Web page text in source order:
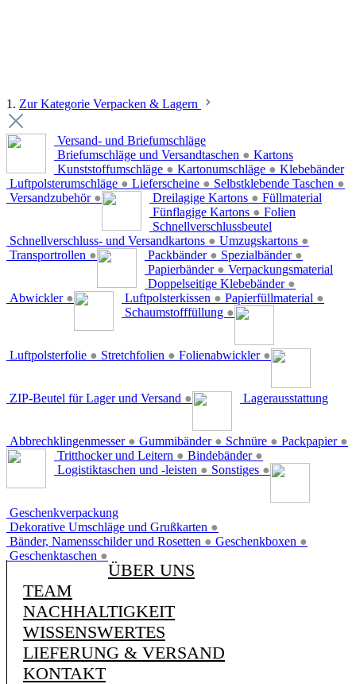
1. Zur Kategorie Verpacken & Lagern
Versand- und Briefumschläge
Briefumschläge und Versandtaschen ●
Kunststoffumschläge ● Kartonumschläge ●
Luftpolsterumschläge ● Lieferscheine ● Selbstklebende Taschen ●
Versandzubehör ●
Kartons
Dreilagige Kartons ●
Fünflagige Kartons ●
Schnellverschluss- und Versandkartons ● Umzugskartons ●
Transportrollen ●
Klebebänder
Packbänder ● Spezialbänder ●
Papierbänder ●
Doppelseitige Klebebänder ●
Abwickler ●
Füllmaterial
Luftpolsterkissen ● Papierfüllmaterial ●
Schaumstofffüllung ●
Folien
Luftpolsterfolie ● Stretchfolien ● Folienabwickler ●
Schnellverschlussbeutel
ZIP-Beutel für Lager und Versand ●
Verpackungsmaterial
Abbrechklingenmesser ● Gummibänder ● Schnüre ● Packpapier ●
Lagerausstattung
Tritthocker und Leitern ● Bindebänder ●
Logistiktaschen und -leisten ● Sonstiges ●
Geschenkverpackung
Dekorative Umschläge und Grußkarten ●
Bänder, Namensschilder und Rosetten ● Geschenkboxen ●
Geschenktaschen ●
ÜBER UNS
TEAM
NACHHALTIGKEIT
WISSENSWERTES
LIEFERUNG & VERSAND
KONTAKT